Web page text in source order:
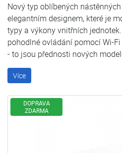
Nový typ oblíbených
elegantním designem, které je
typy a výkony vnitřních
pohodlné ovládání pomocí Wi-
- to jsou přednosti nových
Více
DOPRAVA
ZDARMA